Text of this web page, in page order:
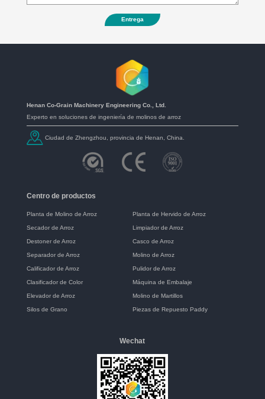
Entrega
Henan Co-Grain Machinery Engineering Co., Ltd.
Experto en soluciones de ingeniería de molinos de arroz
Ciudad de Zhengzhou, provincia de Henan, China.
Centro de productos
Planta de Molino de Arroz Planta de Hervido de Arroz
Secador de Arroz Limpiador de Arroz
Destoner de Arroz Casco de Arroz
Separador de Arroz Molino de Arroz
Calificador de Arroz Pulidor de Arroz
Clasificador de Color Máquina de Embalaje
Elevador de Arroz Molino de Martillos
Silos de Grano Piezas de Repuesto Paddy
Wechat